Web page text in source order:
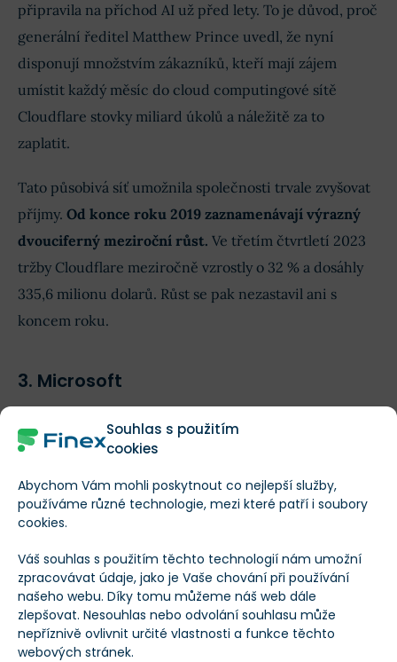
Souhlas s použitím
cookies
Abychom Vám mohli poskytnout co nejlepší služby,
používáme různé technologie, mezi které patří i soubory
cookies.
Váš souhlas s použitím těchto technologií nám umožní
zpracovávat údaje, jako je Vaše chování při používání
našeho webu. Díky tomu můžeme náš web dále
zlepšovat. Nesouhlas nebo odvolání souhlasu může
nepříznivě ovlivnit určité vlastnosti a funkce těchto
webových stránek.
připravila na příchod AI už před lety. To je důvod, proč
generální ředitel Matthew Prince uvedl, že nyní
disponují množstvím zákazníků, kteří mají zájem
umístit každý měsíc do cloud computingové sítě
Cloudflare stovky miliard úkolů a náležitě za to
zaplatit.
Tato působivá síť umožnila společnosti trvale zvyšovat
příjmy. Od konce roku 2019 zaznamenávají výrazný
dvouciferný meziroční růst. Ve třetím čtvrtletí 2023
tržby Cloudflare meziročně vzrostly o 32 % a dosáhly
335,6 milionu dolarů. Růst se pak nezastavil ani s
koncem roku.
3. Microsoft
Microsoft, stálice v technologickém
průmyslu, zaznamenala prudký nárůst tržeb, a to nejen
díky svým tradičním systémům Windows a
kancelářskému balíčku Office, ale také díky cloud
computingové službě Azure a umělé inteligenci.
Microsoft integruje umělou inteligenci do mnoha
svých produktů, přičemž jeho technologie AI využívá
více než 18 000 organizací.